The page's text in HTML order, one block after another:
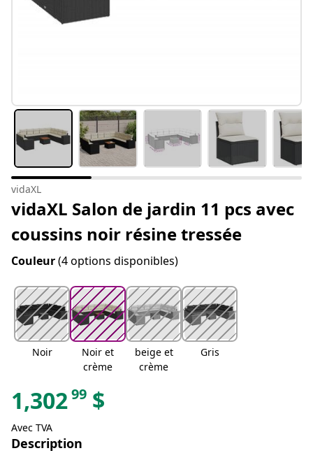
vidaXL
vidaXL Salon de jardin 11 pcs avec
coussins noir résine tressée
Couleur(4 options disponibles)
Noir
Noir et
crème
beige et
crème
Gris
1,30299 $
Avec TVA
Description